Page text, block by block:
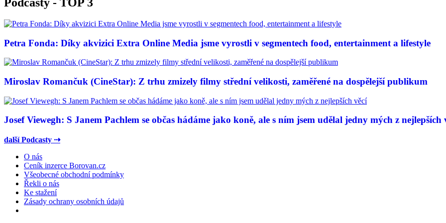
Petra Fonda: Díky akvizici Extra Online Media jsme vyrostli v segmentech food, entertainment a lifestyle
Miroslav Romančuk (CineStar): Z trhu zmizely filmy střední velikosti, zaměřené na dospělejší publikum
Josef Viewegh: S Janem Pachlem se občas hádáme jako koně, ale s ním jsem udělal jedny mých z nejlepších
další Podcasty ⇢
O nás
Ceník inzerce Borovan.cz
Všeobecné obchodní podmínky
Řekli o nás
Ke stažení
Zásady ochrany osobních údajů